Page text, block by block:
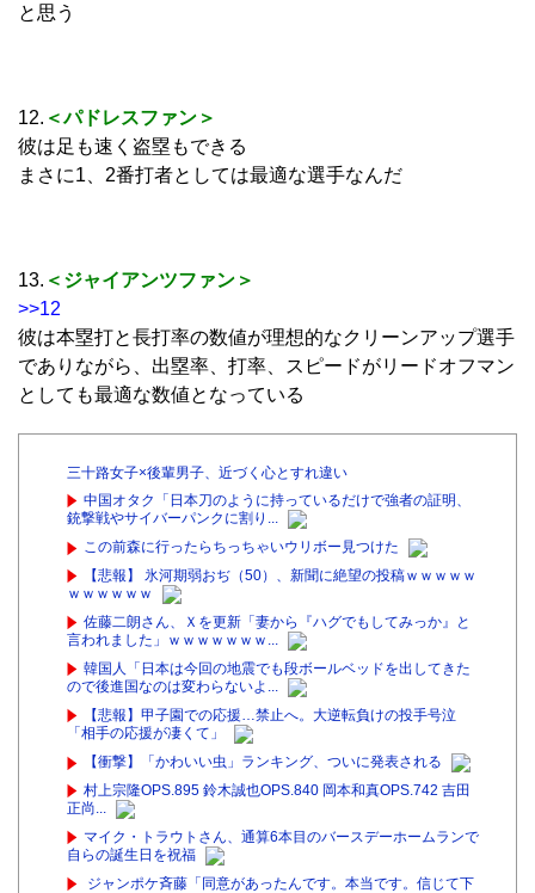
と思う
12. ＜パドレスファン＞
彼は足も速く盗塁もできる
まさに1、2番打者としては最適な選手なんだ
13. ＜ジャイアンツファン＞
>>12
彼は本塁打と長打率の数値が理想的なクリーンアップ選手
でありながら、出塁率、打率、スピードがリードオフマン
としても最適な数値となっている
三十路女子×後輩男子、近づく心とすれ違い
中国オタク「日本刀のように持っているだけで強者の証明、
銃撃戦やサイバーパンクに割り...
この前森に行ったらちっちゃいウリボー見つけた
【悲報】 氷河期弱おぢ（50）、新聞に絶望の投稿ｗｗｗｗｗ
ｗｗｗｗｗｗ
佐藤二朗さん、Ｘを更新「妻から『ハグでもしてみっか』と
言われました」ｗｗｗｗｗｗｗ...
韓国人「日本は今回の地震でも段ボールベッドを出してきた
ので後進国なのは変わらないよ...
【悲報】甲子園での応援…禁止へ。大逆転負けの投手号泣
「相手の応援が凄くて」
【衝撃】「かわいい虫」ランキング、ついに発表される
村上宗隆OPS.895 鈴木誠也OPS.840 岡本和真OPS.742 吉田
正尚...
マイク・トラウトさん、通算6本目のバースデーホームランで
自らの誕生日を祝福
ジャンポケ斉藤「同意があったんです。本当です。信じて下